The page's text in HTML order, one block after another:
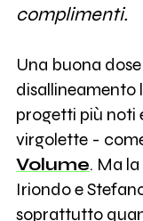
complimenti.
Una buona
disallineamento
progetti più noti
virgolette -
Volume. Ma
Iriondo e
soprattutto